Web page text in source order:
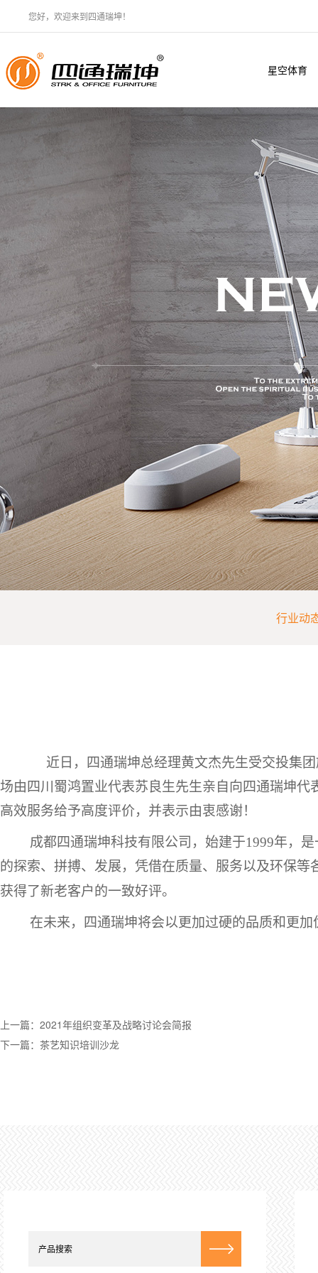
您好，欢迎来到四通瑞坤！
星空体育
·（中国）
官方网站
XINGKONG
SPORT
行业动
近日，四通瑞坤总经理黄文杰先生受交投集
场由四川 蜀鸿置业代表苏 良生先生亲自向四通瑞坤代
高效服务给予高度评价，并表示由衷感谢！
成都四通瑞坤科技有限公司，始建于1999年，
的探索、拼搏、发展，凭借在质量、服务以及环保等
获得了新老客户的一致好评。
在未来，四通瑞坤将会以更加过硬的品质和更
上一篇：2021年组织变革及战略讨论会简报
下一篇：茶艺知识培训沙龙